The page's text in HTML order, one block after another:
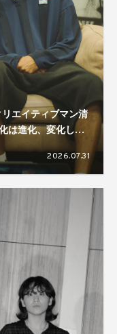
エイティブマン清
は進化、変化して
2026.07.31